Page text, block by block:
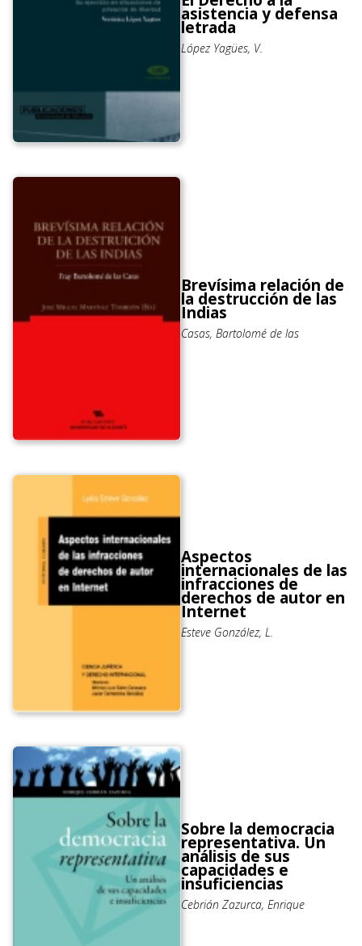
asistencia y defensa
letrada
López Yagües, V.
Brevísima relación de
la destrucción de las
Indias
Casas, Bartolomé de las
Aspectos
internacionales de las
infracciones de
derechos de autor en
Internet
Esteve González, L.
Sobre la democracia
representativa. Un
análisis de sus
capacidades e
insuficiencias
Cebrián Zazurca, Enrique